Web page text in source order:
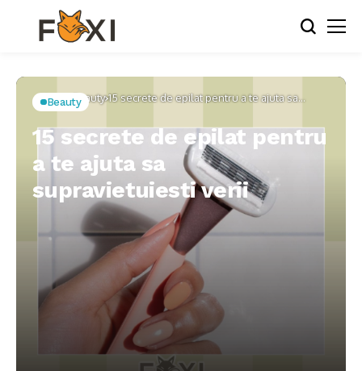
Home Beauty 15 secrete de epilat pentru a te ajuta sa
Beauty
15 secrete de epilat pentru
a te ajuta sa
supravietuiesti verii